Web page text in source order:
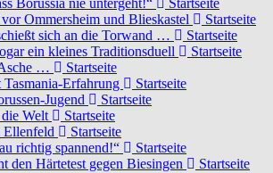
Borussia nie untergeht!“
Startseite
Ommersheim und Blieskastel
Startseite
sich an die Torwand …
Startseite
ein kleines Traditionsduell
Startseite
…
Startseite
Erfahrung
Startseite
Jugend
Startseite
Welt
Startseite
Ellenfeld
Startseite
richtig spannend!“
Startseite
den Härtetest gegen Biesingen
Startseite